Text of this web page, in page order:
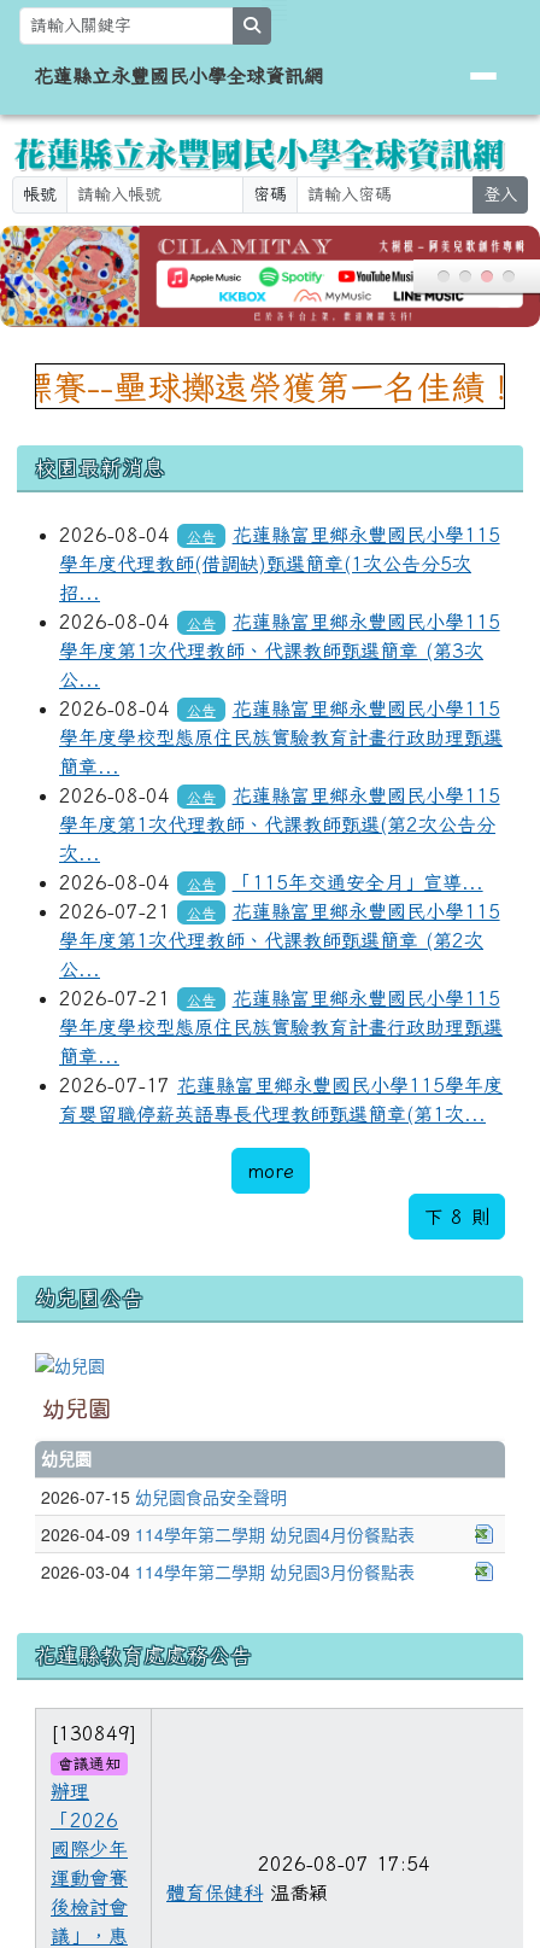
跳至主內容區
花蓮縣立永豐國民小學全球資訊網
花蓮縣立永豐國民小學全球資訊網
帳號 密碼 登入
上中區域內容
擲遠榮獲第一名佳績！（突破個
校園最新消息
2026-08-04 公告
花蓮縣富里鄉永豐國民小學115
學年度代理教師(借調缺)甄選簡章(1次公告分5次
招...
2026-08-04
公告
花蓮縣富里鄉永豐國民小學115
學年度第1次代理教師、代課教師甄選簡章 (第3次
公...
2026-08-04
公告
花蓮縣富里鄉永豐國民小學115
學年度學校型態原住民族實驗教育計畫行政助理甄選
簡章...
2026-08-04
公告
花蓮縣富里鄉永豐國民小學115
學年度第1次代理教師、代課教師甄選(第2次公告分
次...
2026-08-04
公告
「115年交通安全月」宣導...
2026-07-21
公告
花蓮縣富里鄉永豐國民小學115
學年度第1次代理教師、代課教師甄選簡章 (第2次
公...
2026-07-21
公告
花蓮縣富里鄉永豐國民小學115
學年度學校型態原住民族實驗教育計畫行政助理甄選
簡章...
2026-07-17 花蓮縣富里鄉永豐國民小學115學年度
育嬰留職停薪英語專長代理教師甄選簡章(第1次...
more
下 8 則
幼兒園公告
花蓮縣教育處處務公告
[130849]
會議通知
辦理
「2026
國際少年
運動會賽
後檢討會
議」，惠
2026-08-07 17:54
體育保健科 温喬穎